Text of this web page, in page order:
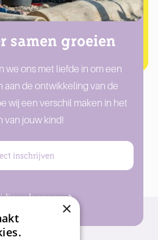
samen groeien
we ons met liefde in om een
aan de ontwikkeling van de
wij een verschil maken in het
van jouw kind!
inschrijven
plannen
×